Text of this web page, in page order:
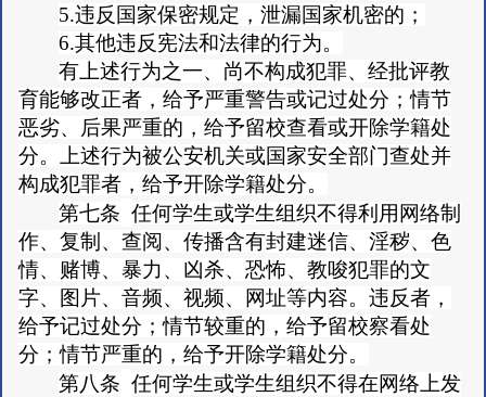
5.违反国家保密规定，泄漏国家机密的；
6.其他违反宪法和法律的行为。
有上述行为之一、尚不构成犯罪、经批评教
育能够改正者，给予严重警告或记过处分；情节
恶劣、后果严重的，给予留校查看或开除学籍处
分。上述行为被公安机关或国家安全部门查处并
构成犯罪者，给予开除学籍处分。
第七条 任何学生或学生组织不得利用网络制
作、复制、查阅、传播含有封建迷信、淫秽、色
情、赌博、暴力、凶杀、恐怖、教唆犯罪的文
字、图片、音频、视频、网址等内容。违反者，
给予记过处分；情节较重的，给予留校察看处
分；情节严重的，给予开除学籍处分。
第八条 任何学生或学生组织不得在网络上发